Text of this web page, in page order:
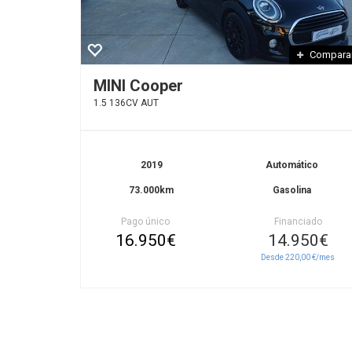
MINI Cooper
1.5 136CV AUT
2019
73.000km
Automático
Gasolina
Pago único
16.950€
Financiado
14.950€
Desde 220,00 €/mes